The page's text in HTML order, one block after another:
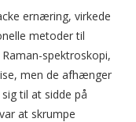
ernæring, virkede
metoder til
spektroskopi,
men de afhænger
til at sidde på
at skrumpe